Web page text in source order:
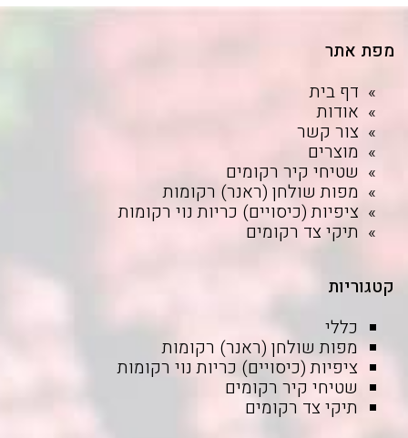
מפת אתר
דף בית
אודות
צור קשר
מוצרים
שטיחי קיר רקומים
מפות שולחן (ראנר) רקומות
ציפיות (כיסויים) כריות נוי רקומות
תיקי צד רקומים
קטגוריות
כללי
מפות שולחן (ראנר) רקומות
ציפיות (כיסויים) כריות נוי רקומות
שטיחי קיר רקומים
תיקי צד רקומים